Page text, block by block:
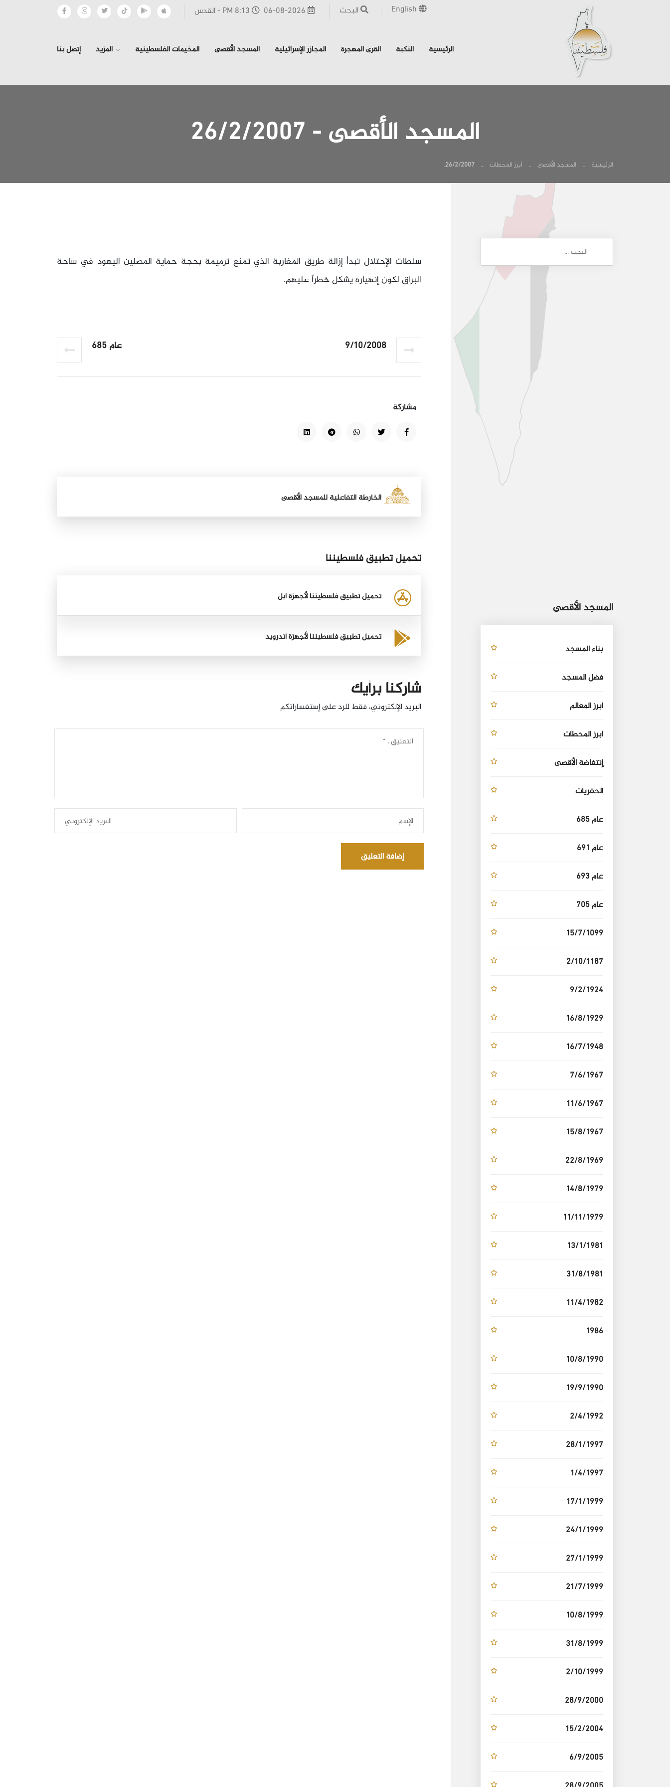
06-08-2026 8:13 PM - القدس البحث
الرئيسية النكبة القرى المهجرة المجازر الإسرائيلية المسجد الأقصى المخيمات الفلسطينية المزيد إتصل بنا
المسجد الأقصى - 26/2/2007
الرئيسية المسجد الأقصى أبرز المحطات 26/2/2007
سلطات الإحتلال تبدأ إزالة طريق المغاربة الذي تمنع ترميمة بحجة حماية المصلين اليهود في ساحة
البراق لكون إنهياره يشكل خطراً عليهم.
9/10/2008 عام 685
مشاركة
الخارطة التفاعلية للمسجد الأقصى
تحميل تطبيق فلسطيننا
تحميل تطبيق فلسطيننا لأجهزة أبل
تحميل تطبيق فلسطيننا لأجهزة أندرويد
شاركنا برأيك
البريد الإلكتروني، فقط للرد على إستفساراتكم
إضافة التعليق
المسجد الأقصى
بناء المسجد
فضل المسجد
أبرز المعالم
أبرز المحطات
إنتفاضة الأقصى
الحفريات
عام 685
عام 691
عام 693
عام 705
15/7/1099
2/10/1187
9/2/1924
16/8/1929
16/7/1948
7/6/1967
11/6/1967
15/8/1967
22/8/1969
14/8/1979
11/11/1979
13/1/1981
31/8/1981
11/4/1982
1986
10/8/1990
19/9/1990
2/4/1992
28/1/1997
1/4/1997
17/1/1999
24/1/1999
27/1/1999
21/7/1999
10/8/1999
31/8/1999
2/10/1999
28/9/2000
15/2/2004
6/9/2005